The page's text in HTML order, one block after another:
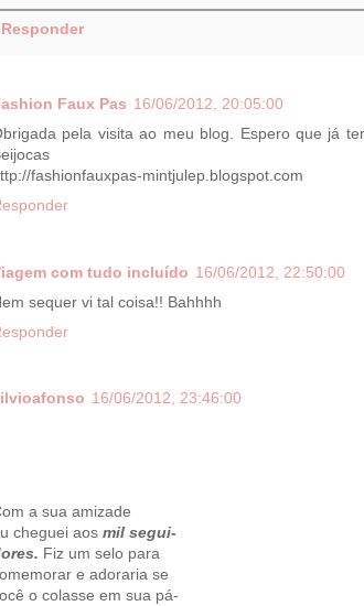
Responder
Faux Pas 16/06/2012, 20:05:00
pela visita ao meu blog. Espero que já
fashionfauxpas-mintjulep.blogspot.com
com tudo incluído 16/06/2012, 22:50:00
sequer vi tal coisa!! Bahhhh
16/06/2012, 23:46:00
a sua amizade
cheguei aos mil segui-
Fiz um selo para
e adoraria se
o colasse em sua pá-